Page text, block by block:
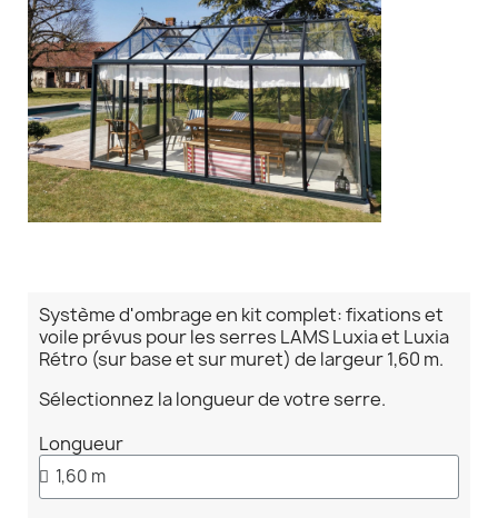
Système d'ombrage en kit complet: fixations et
voile prévus pour les serres LAMS Luxia et Luxia
Rétro (sur base et sur muret) de largeur 1,60 m.
Sélectionnez la longueur de votre serre.
Longueur